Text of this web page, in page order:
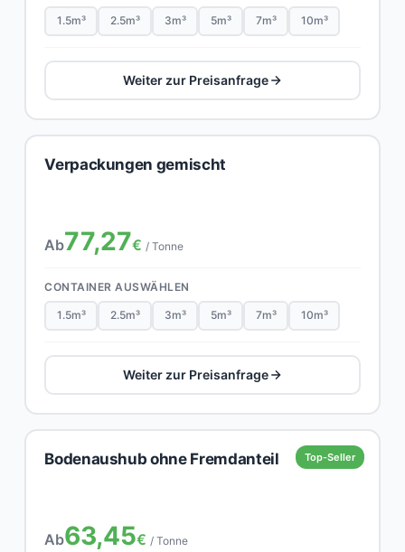
1.5m³ 2.5m³ 3m³ 5m³ 7m³ 10m³
Weiter zur Preisanfrage
Verpackungen gemischt
Ab77,27€ / Tonne
CONTAINER AUSWÄHLEN
1.5m³ 2.5m³ 3m³ 5m³ 7m³ 10m³
Weiter zur Preisanfrage
Top-Seller
Bodenaushub ohne Fremdanteil
Ab63,45€ / Tonne